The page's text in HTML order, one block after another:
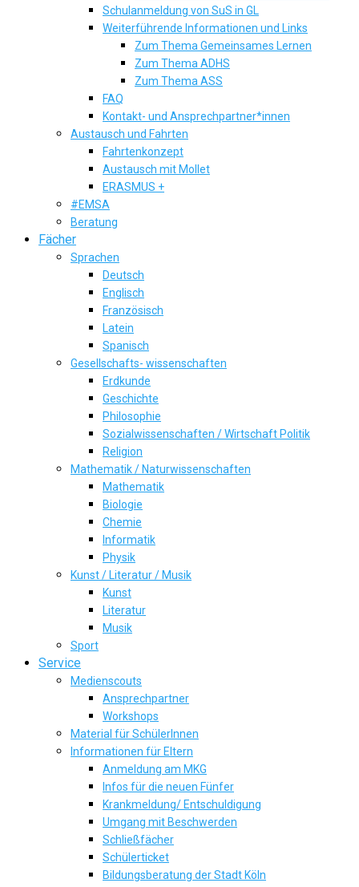
Schulanmeldung von SuS in GL
Weiterführende Informationen und Links
Zum Thema Gemeinsames Lernen
Zum Thema ADHS
Zum Thema ASS
FAQ
Kontakt- und Ansprechpartner*innen
Austausch und Fahrten
Fahrtenkonzept
Austausch mit Mollet
ERASMUS +
#EMSA
Beratung
Fächer
Sprachen
Deutsch
Englisch
Französisch
Latein
Spanisch
Gesellschafts- wissenschaften
Erdkunde
Geschichte
Philosophie
Sozialwissenschaften / Wirtschaft Politik
Religion
Mathematik / Naturwissenschaften
Mathematik
Biologie
Chemie
Informatik
Physik
Kunst / Literatur / Musik
Kunst
Literatur
Musik
Sport
Service
Medienscouts
Ansprechpartner
Workshops
Material für SchülerInnen
Informationen für Eltern
Anmeldung am MKG
Infos für die neuen Fünfer
Krankmeldung/ Entschuldigung
Umgang mit Beschwerden
Schließfächer
Schülerticket
Bildungsberatung der Stadt Köln